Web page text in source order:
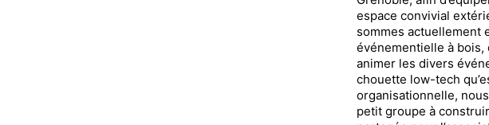
espace convivial
sommes actuellement
événementielle à bois,
animer les divers
chouette low-tech
organisationnelle,
petit groupe à